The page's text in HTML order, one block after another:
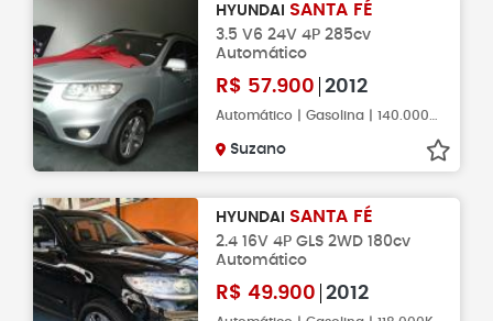
HYUNDAI SANTA FÉ
3.5 V6 24V 4P 285cv
Automático
R$ 57.900 2012
Suzano
HYUNDAI SANTA FÉ
2.4 16V 4P GLS 2WD 180cv
Automático
R$ 49.900 2012